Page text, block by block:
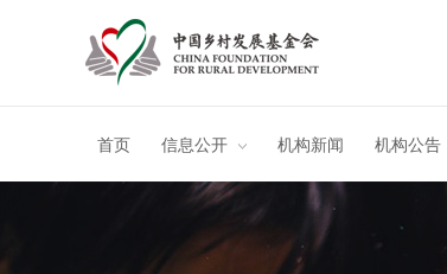
首页 信息公开 机构新闻 机构公告